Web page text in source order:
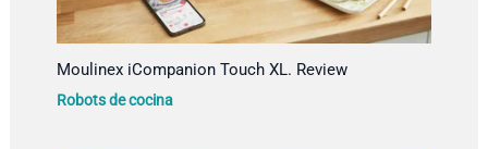
Moulinex iCompanion Touch XL. Review
Robots de cocina